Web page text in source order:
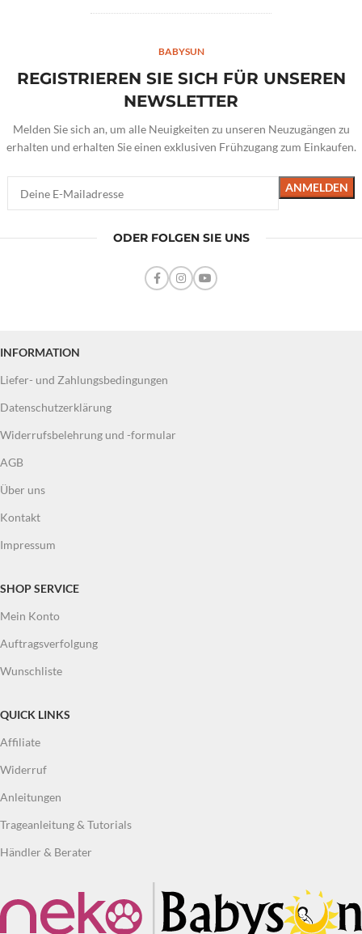
BABYSUN
REGISTRIEREN SIE SICH FÜR UNSEREN
NEWSLETTER
Melden Sie sich an, um alle Neuigkeiten zu unseren Neuzugängen zu
erhalten und erhalten Sie einen exklusiven Frühzugang zum Einkaufen.
ODER FOLGEN SIE UNS
INFORMATION
Liefer- und Zahlungsbedingungen
Datenschutzerklärung
Widerrufsbelehrung und -formular
AGB
Über uns
Kontakt
Impressum
SHOP SERVICE
Mein Konto
Auftragsverfolgung
Wunschliste
QUICK LINKS
Affiliate
Widerruf
Anleitungen
Trageanleitung & Tutorials
Händler & Berater